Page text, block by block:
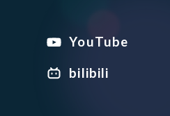
YouTube
bilibili